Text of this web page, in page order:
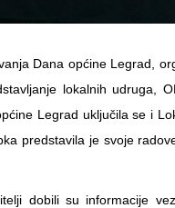
Dana općine Legrad,
lokalnih udruga,
Legrad uključila se i
predstavila je svoje
dobili su informacije